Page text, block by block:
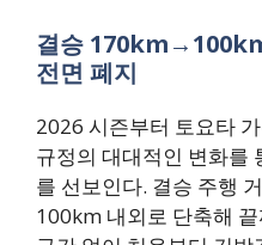
결승
전면 폐지
2026 시즌부터 토요타
규정의 대대적인 변화를
를 선보인다. 결승 주행
100km 내외로 단축해